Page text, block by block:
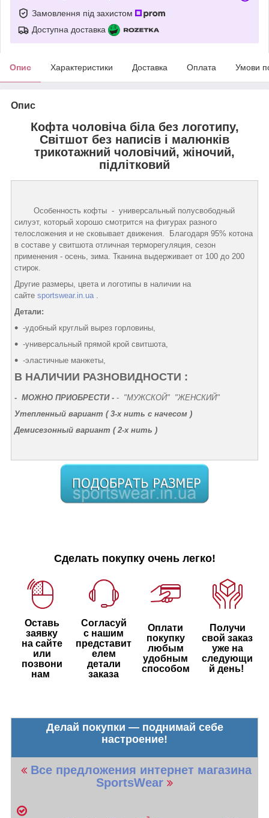
Замовлення під захистом
Доступна доставка
Опис Характеристики Доставка Оплата Умови
Опис
Кофта чоловіча біла без логотипу,
Світшот без написів і малюнків
трикотажний чоловічий, жіночий,
підлітковий
Особенность кофты - универсальный полусвободный
силуэт, который хорошо смотрится на фигурах разного
телосложения и не сковывает движения. Благодаря 95% котона
в составе у свитшота отличная терморегуляция, сезон
применения - осень, зима. Тканина выдерживает от 100 до 200
стирок.
Другие размеры, цвета и логотипы в наличии на
сайте sportswear.in.ua.
Детали:
-удобный круглый вырез горловины,
-универсальный прямой крой свитшота,
-эластичные манжеты,
В НАЛИЧИИ РАЗНОВИДНОСТИ :
- МОЖНО ПРИОБРЕСТИ - - "МУЖСКОЙ" "ЖЕНСКИЙ"
Утепленный вариант (3-х нить с начесом )
Демисезонный вариант (2-х нить )
Сделать покупку очень легко!
Оставь
заявку
на сайте
или
позвони
нам
Согласуй
с нашим
представит
елем
детали
заказа
Оплати
покупку
любым
удобным
способом
Получи
свой заказ
уже на
следующи
й день!
Делай покупки — поднимай себе
настроение!
Все предложения интернет магазина
SportsWear